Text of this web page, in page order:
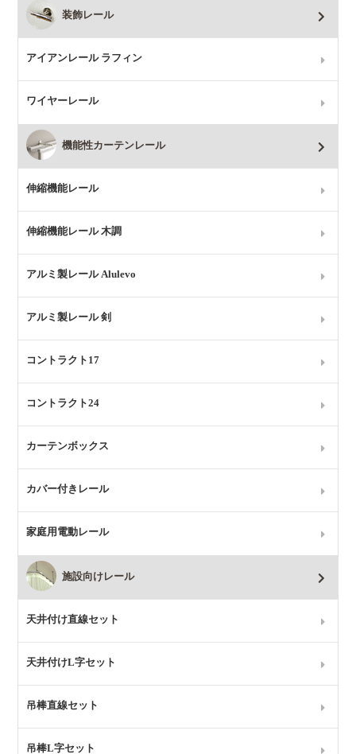
装飾レール
アイアンレール ラフィン
ワイヤーレール
機能性カーテンレール
伸縮機能レール
伸縮機能レール 木調
アルミ製レール Alulevo
アルミ製レール 剣
コントラクト17
コントラクト24
カーテンボックス
カバー付きレール
家庭用電動レール
施設向けレール
天井付け直線セット
天井付けL字セット
吊棒直線セット
吊棒L字セット